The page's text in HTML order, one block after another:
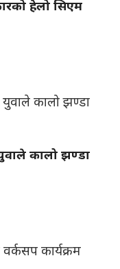
हेलो सिएम
कालो झण्डा